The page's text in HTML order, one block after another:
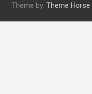
Theme by: Theme Horse